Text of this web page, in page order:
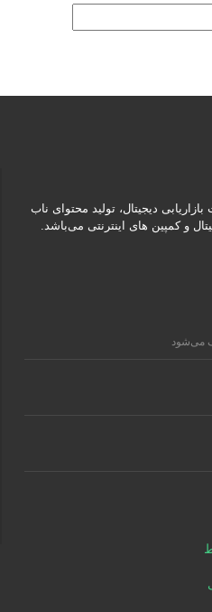
دیجیتال، تولید محتوای ناب
و کمپین های اینترنتی می‌باشد.